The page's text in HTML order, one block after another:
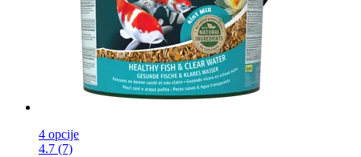
4 opcije
4.7 (7)